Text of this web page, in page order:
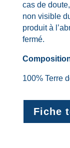
cas de
non visible
produit à
fermé.
100% Terre
Fiche